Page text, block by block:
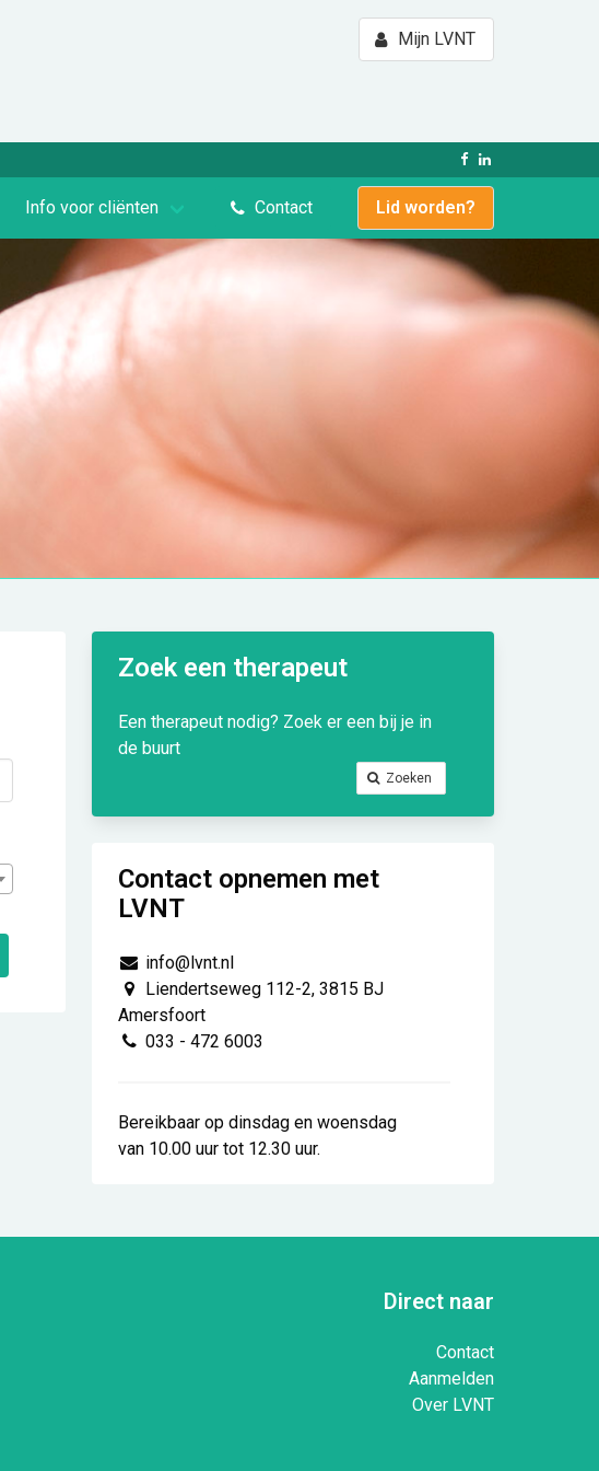
Mijn LVNT
Info voor cliënten Contact Lid worden?
Zoek een therapeut
Een therapeut nodig? Zoek er een bij je in
de buurt
Zoeken
Contact opnemen met
LVNT
info@lvnt.nl
Liendertseweg 112-2, 3815 BJ
Amersfoort
033 - 472 6003
Bereikbaar op dinsdag en woensdag
van 10.00 uur tot 12.30 uur.
Direct naar
Contact
Aanmelden
Over LVNT